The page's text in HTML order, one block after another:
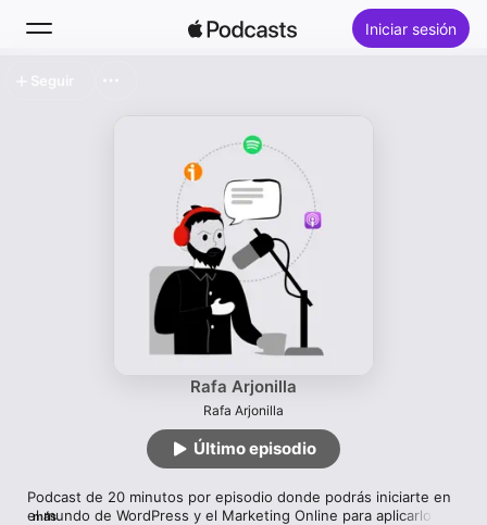
Iniciar sesión
Rafa Arjonilla
Rafa Arjonilla
Podcast de 20 minutos por episodio donde podrás iniciarte en
el mundo de WordPress y el Marketing Online para aplicarlo a
más
Último episodio